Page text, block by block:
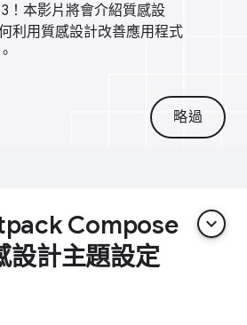
！本影片將會介紹質感設
利用質感設計改善應用程式
略過
Compose
設計主題設定
keyboard_arrow_down